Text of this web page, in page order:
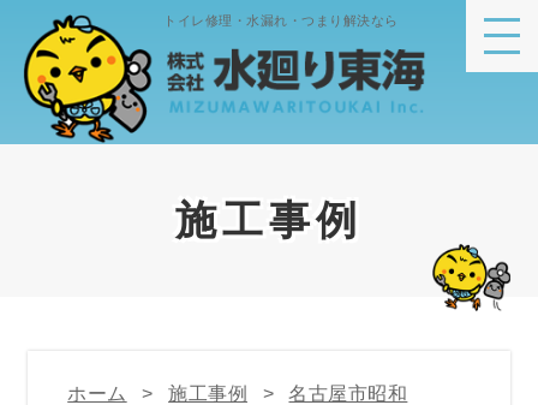
トイレ修理・水漏れ・つまり解決なら
施工事例
ホーム 施工事例
名古屋市昭和